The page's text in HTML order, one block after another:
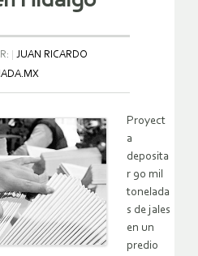
JUAN RICARDO
Proyect
a
deposita
r 90 mil
tonelada
s de jales
en un
predio